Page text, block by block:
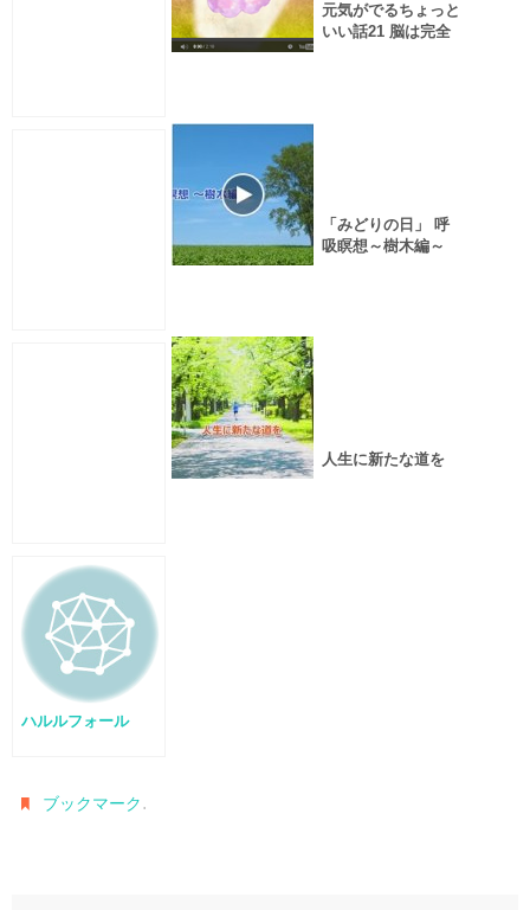
元気がでるちょっと
いい話21 脳は完全
「みどりの日」 呼
吸瞑想～樹木編～
人生に新たな道を
ハルルフォール
ブックマーク.